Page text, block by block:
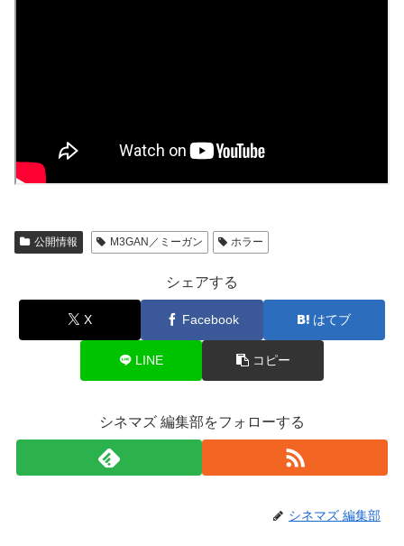
公開情報 M3GAN／ミーガン ホラー
シェアする
X Facebook はてブ
LINE コピー
シネマズ 編集部をフォローする
シネマズ 編集部